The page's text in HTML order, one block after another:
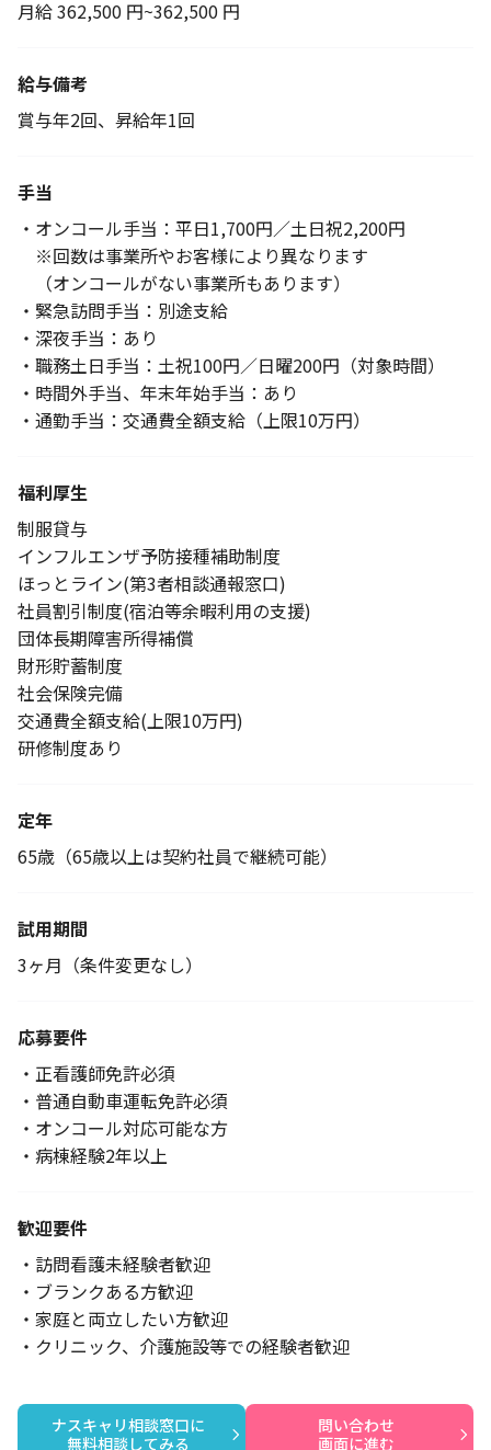
月給 362,500 円~362,500 円
給与備考
賞与年2回、昇給年1回
手当
・オンコール手当：平日1,700円／土日祝2,200円
※回数は事業所やお客様により異なります
（オンコールがない事業所もあります）
・緊急訪問手当：別途支給
・深夜手当：あり
・職務土日手当：土祝100円／日曜200円（対象時間）
・時間外手当、年末年始手当：あり
・通勤手当：交通費全額支給（上限10万円）
福利厚生
制服貸与
インフルエンザ予防接種補助制度
ほっとライン(第3者相談通報窓口)
社員割引制度(宿泊等余暇利用の支援)
団体長期障害所得補償
財形貯蓄制度
社会保険完備
交通費全額支給(上限10万円)
研修制度あり
定年
65歳（65歳以上は契約社員で継続可能）
試用期間
3ヶ月（条件変更なし）
応募要件
・正看護師免許必須
・普通自動車運転免許必須
・オンコール対応可能な方
・病棟経験2年以上
歓迎要件
・訪問看護未経験者歓迎
・ブランクある方歓迎
・家庭と両立したい方歓迎
・クリニック、介護施設等での経験者歓迎
ナスキャリ相談窓口に
無料相談してみる
問い合わせ
画面に進む